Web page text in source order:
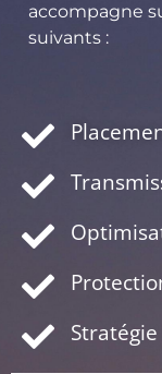
accompagne
suivants :